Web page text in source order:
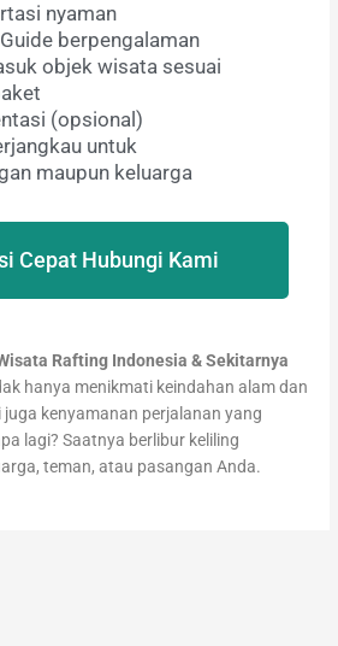
nyaman
berpengalaman
objek wisata sesuai
(opsional)
untuk
maupun keluarga
Cepat Hubungi Kami
Rafting Indonesia & Sekitarnya
hanya menikmati keindahan alam dan
kenyamanan perjalanan yang
lagi? Saatnya berlibur keliling
teman, atau pasangan Anda.